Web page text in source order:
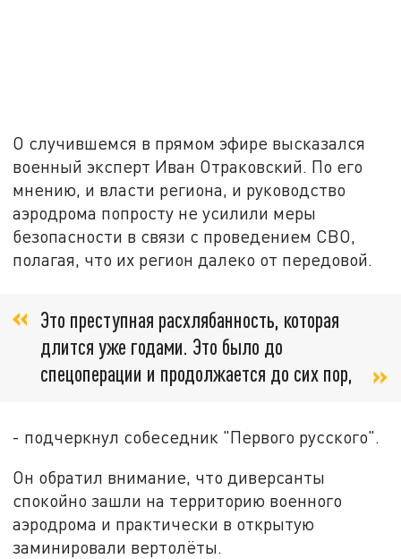
О случившемся в прямом эфире высказался
военный эксперт Иван Отраковский. По его
мнению, и власти региона, и руководство
аэродрома попросту не усилили меры
безопасности в связи с проведением СВО,
полагая, что их регион далеко от передовой.
Это преступная расхлябанность, которая
длится уже годами. Это было до
спецоперации и продолжается до сих пор,
- подчеркнул собеседник "Первого русского".
Он обратил внимание, что диверсанты
спокойно зашли на территорию военного
аэродрома и практически в открытую
заминировали вертолёты.